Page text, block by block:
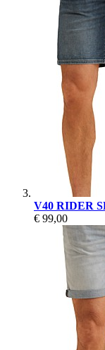
V40 RIDER
€ 99,00